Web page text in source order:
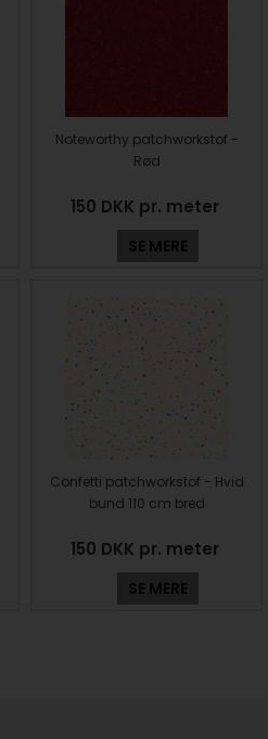
Noteworthy patchworkstof -
Rød
150 DKK pr. meter
SE MERE
Confetti patchworkstof - Hvid
bund 110 cm bred
150 DKK pr. meter
SE MERE